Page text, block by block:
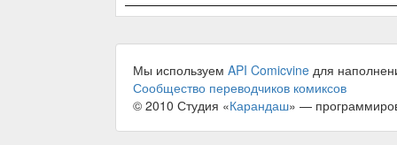
Мы используем API Comicvine для
Сообщество переводчиков комиксов
© 2010 Студия «Карандаш» —